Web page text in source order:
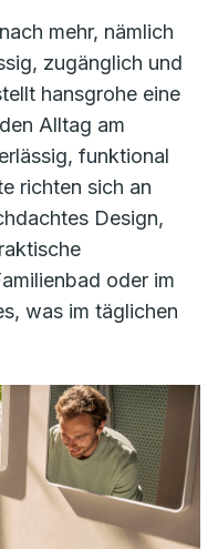
mehr, nämlich
zugänglich und
hansgrohe eine
Alltag am
funktional
richten sich an
Design,
oder im
was im täglichen